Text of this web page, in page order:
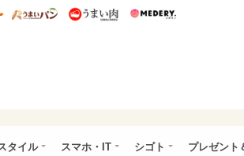
ニー特集
うまいめし うまいパン うまい肉
タイル スマホ・IT シゴト プレゼント